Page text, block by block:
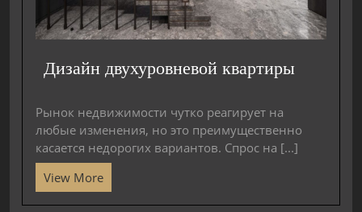
Дизайн двухуровневой квартиры
Рынок недвижимости чутко реагирует на
любые изменения, но это преимущественно
касается недорогих вариантов. Спрос на [...]
View More